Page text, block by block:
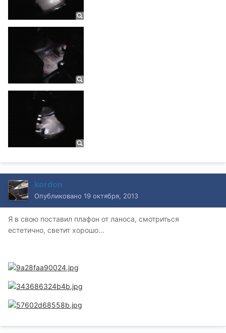
kordon
Опубликовано 19 октября, 2013
Я в свою поставил плафон от ланоса, смотриться
естетично, светит хорошо...